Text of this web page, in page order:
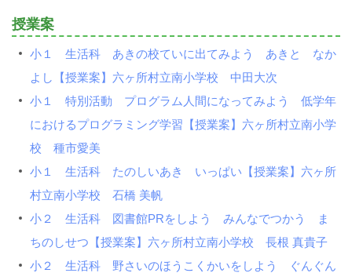
授業案
小１ 生活科 あきの校ていに出てみよう あきと なか
よし【授業案】六ヶ所村立南小学校 中田大次
小１ 特別活動 プログラム人間になってみよう 低学年
におけるプログラミング学習【授業案】六ヶ所村立南小学
校 種市愛美
小１ 生活科 たのしいあき いっぱい【授業案】六ヶ所
村立南小学校 石橋 美帆
小２ 生活科 図書館PRをしよう みんなでつかう ま
ちのしせつ【授業案】六ヶ所村立南小学校 長根 真貴子
小２ 生活科 野さいのほうこくかいをしよう ぐんぐん